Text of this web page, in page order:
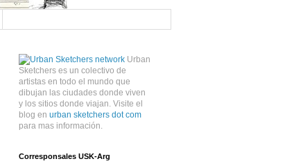
Urban
Sketchers es un colectivo de
artistas en todo el mundo que
dibujan las ciudades donde viven
y los sitios donde viajan. Visite el
blog en urban sketchers dot com
para mas información.
Corresponsales USK-Arg